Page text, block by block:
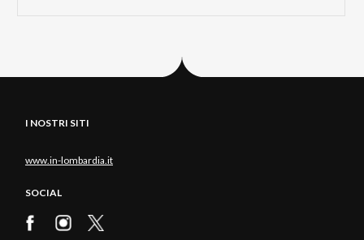
I NOSTRI SITI
www.in-lombardia.it
SOCIAL